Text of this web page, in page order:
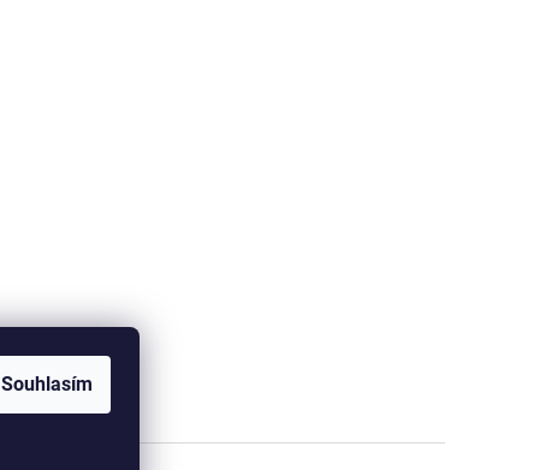
Souhlasím